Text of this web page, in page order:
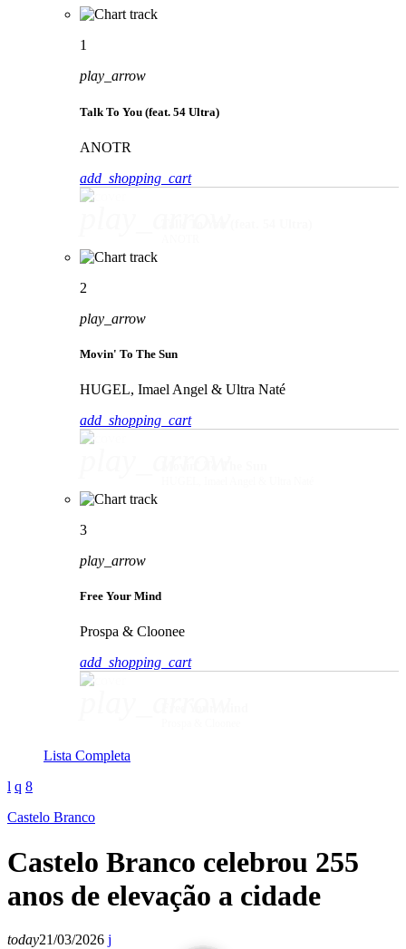
1
play_arrow
Talk To You (feat. 54 Ultra)
ANOTR
add_shopping_cart
2
play_arrow
Movin' To The Sun
HUGEL, Imael Angel & Ultra Naté
add_shopping_cart
3
play_arrow
Free Your Mind
Prospa & Cloonee
add_shopping_cart
Lista Completa
Castelo Branco
Castelo Branco celebrou 255
anos de elevação a cidade
today21/03/2026